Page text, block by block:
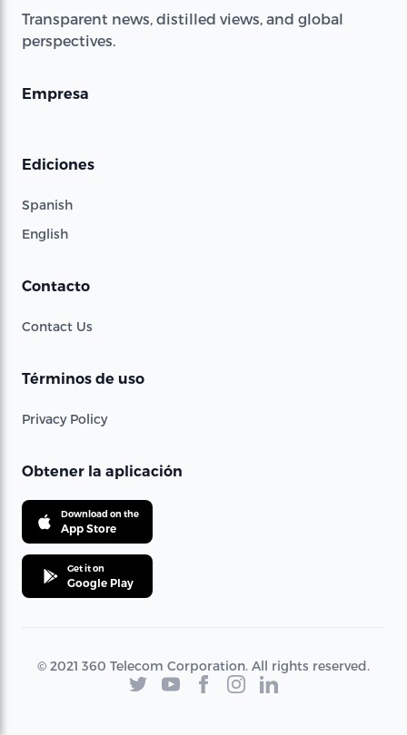
Transparent news, distilled views, and global
perspectives.
Empresa
Ediciones
Spanish
English
Contacto
Contact Us
Términos de uso
Privacy Policy
Obtener la aplicación
Download on the
App Store
Get it on
Google Play
© 2021 360 Telecom Corporation. All rights reserved.